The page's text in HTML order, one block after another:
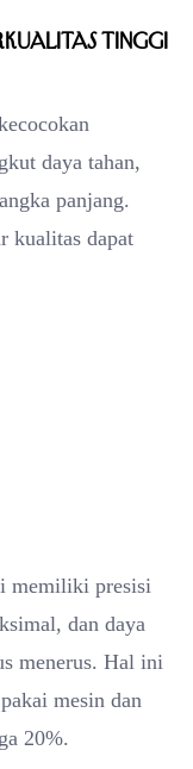
Tinggi
daya tahan,
panjang.
kualitas dapat
memiliki presisi
dan daya
menerus. Hal ini
mesin dan
20%.